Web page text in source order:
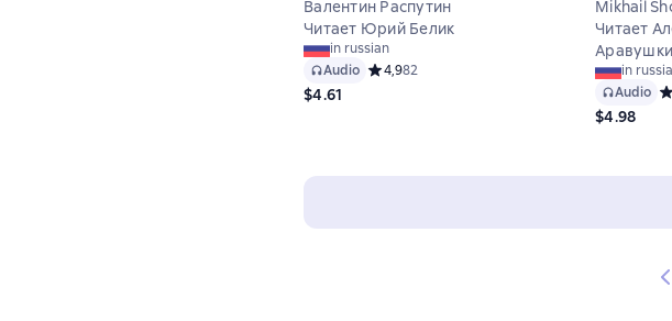
Валентин Распутин
Читает Юрий Белик
in russian
Audio Средний рейтинг 4,9 на основе 82 оценок
4,982
$4.61
Mikhail
Читает
in
Audio
$4.98